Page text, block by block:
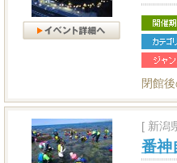
閉館
[ 新潟
番神